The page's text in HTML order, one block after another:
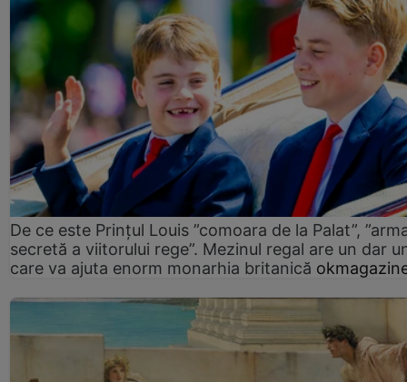
De ce este Prințul Louis ”comoara de la Palat”,
secretă a viitorului rege”. Mezinul regal are un dar
care va ajuta enorm monarhia britanică